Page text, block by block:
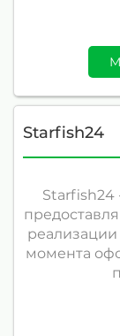
Starfish24
Starfish24
реализации
момента